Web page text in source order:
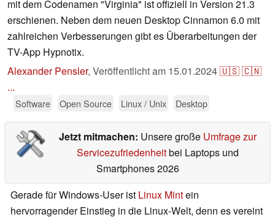
mit dem Codenamen "Virginia" ist offiziell in Version 21.3
erschienen. Neben dem neuen Desktop Cinnamon 6.0 mit
zahlreichen Verbesserungen gibt es Überarbeitungen der
TV-App Hypnotix.
Alexander Pensler, Veröffentlicht am 15.01.2024🇺🇸🇨🇳
...
Software Open Source Linux / Unix Desktop
Jetzt mitmachen: Unsere große Umfrage zur
Servicezufriedenheitbei Laptops und
Smartphones 2026
Gerade für Windows-User ist Linux Mintein
hervorragender Einstieg in die Linux-Welt, denn es vereint